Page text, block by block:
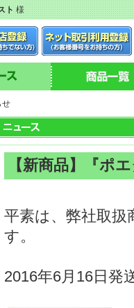
ト様
せ
【新商品】『ポ
平素は、弊社取
す。
2016年6月16日発